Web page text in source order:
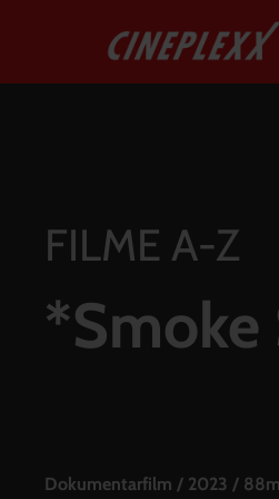
FILME A-Z
*Smoke
Dokumentarfilm / 2023 /